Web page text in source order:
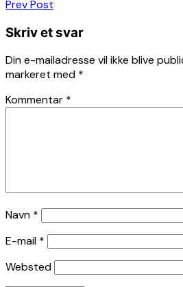
Indlægsnavigation
Prev Post
Skriv et svar
Din e-mailadresse vil ikke blive
markeret med *
Kommentar *
Navn *
E-mail *
Websted